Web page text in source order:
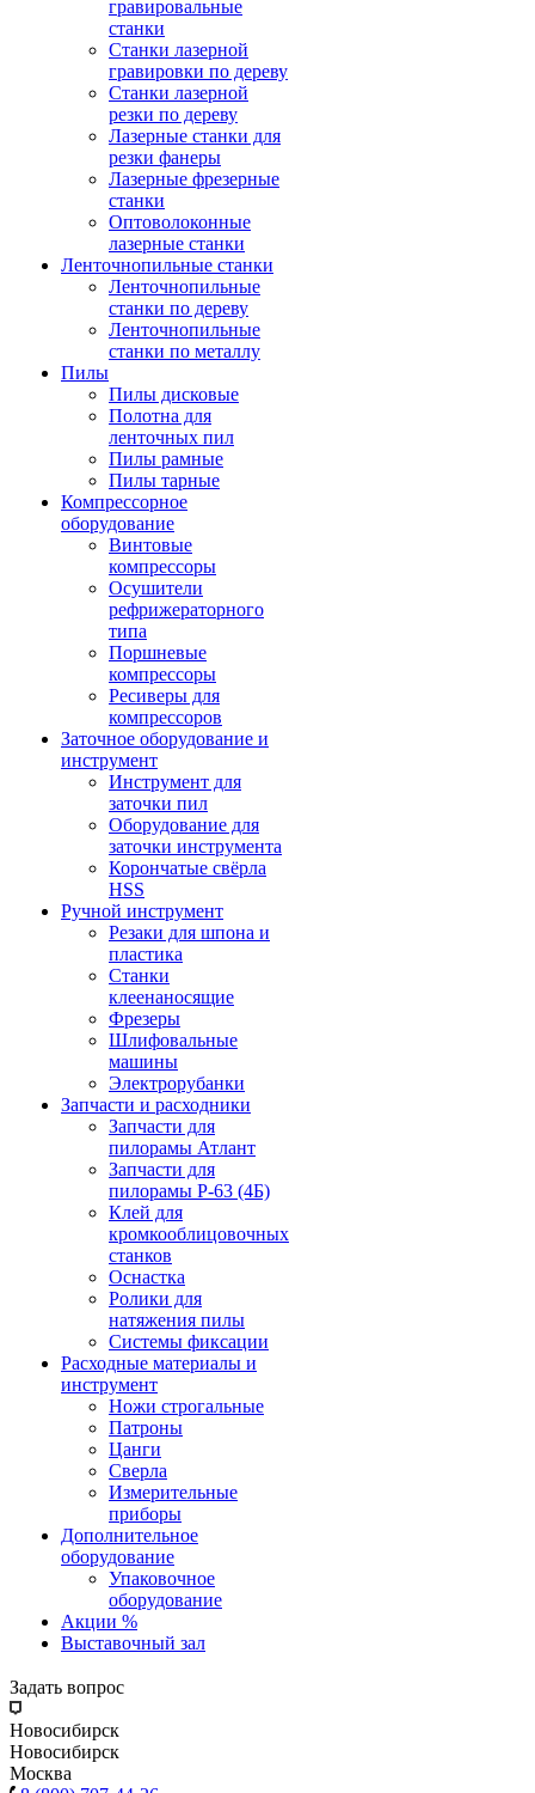
гравировальные
станки
Станки лазерной
гравировки по дереву
Станки лазерной
резки по дереву
Лазерные станки для
резки фанеры
Лазерные фрезерные
станки
Оптоволоконные
лазерные станки
Ленточнопильные станки
Ленточнопильные
станки по дереву
Ленточнопильные
станки по металлу
Пилы
Пилы дисковые
Полотна для
ленточных пил
Пилы рамные
Пилы тарные
Компрессорное
оборудование
Винтовые
компрессоры
Осушители
рефрижераторного
типа
Поршневые
компрессоры
Ресиверы для
компрессоров
Заточное оборудование и
инструмент
Инструмент для
заточки пил
Оборудование для
заточки инструмента
Корончатые свёрла
HSS
Ручной инструмент
Резаки для шпона и
пластика
Станки
клеенаносящие
Фрезеры
Шлифовальные
машины
Электрорубанки
Запчасти и расходники
Запчасти для
пилорамы Атлант
Запчасти для
пилорамы Р-63 (4Б)
Клей для
кромкооблицовочных
станков
Оснастка
Ролики для
натяжения пилы
Системы фиксации
Расходные материалы и
инструмент
Ножи строгальные
Патроны
Цанги
Сверла
Измерительные
приборы
Дополнительное
оборудование
Упаковочное
оборудование
Акции %
Выставочный зал
Задать вопрос
Новосибирск
Новосибирск
Москва